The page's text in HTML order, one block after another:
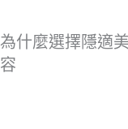
為什麼選擇隱適
容